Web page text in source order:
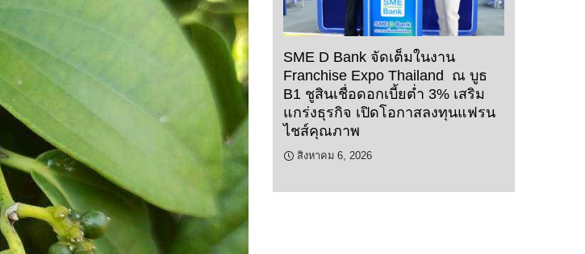
SME D Bank จัดเต็มในงาน
Franchise Expo Thailand ณ บูธ
B1 ชูสินเชื่อดอกเบี้ยต่ำ 3% เสริม
แกร่งธุรกิจ เปิดโอกาสลงทุนแฟรน
ไชส์คุณภาพ
สิงหาคม 6, 2026